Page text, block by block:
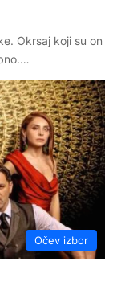
Okrsaj koji su on
Očev izbor